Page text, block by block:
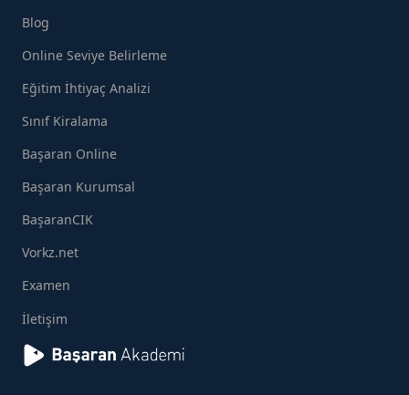
Blog
Online Seviye Belirleme
Eğitim İhtiyaç Analizi
Sınıf Kiralama
Başaran Online
Başaran Kurumsal
BaşaranCIK
Vorkz.net
Examen
İletişim